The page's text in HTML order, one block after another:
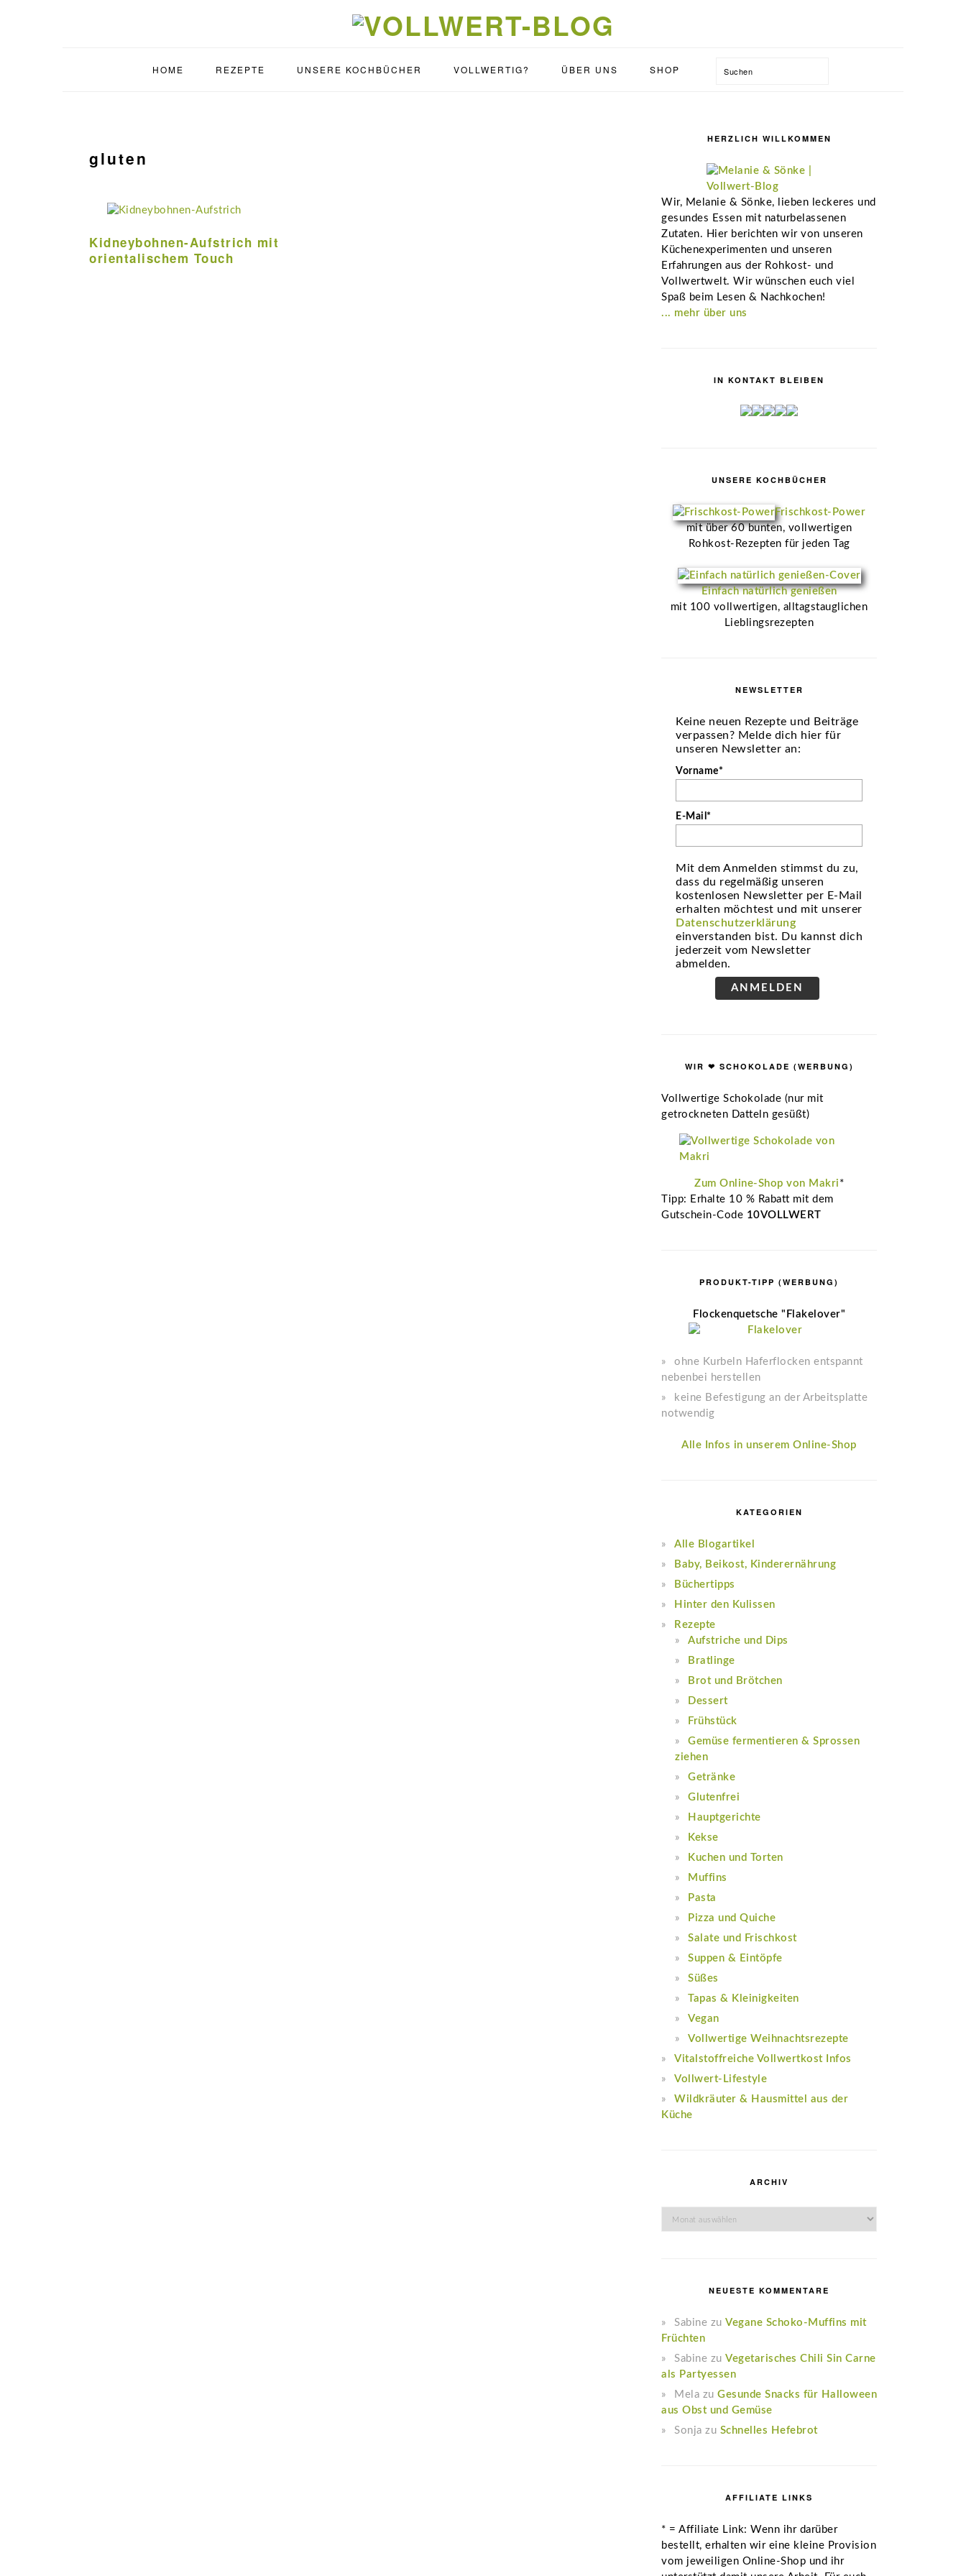
HOME REZEPTE UNSERE KOCHBÜCHER VOLLWERTIG? ÜBER UNS SHOP Suchen
gluten
Kidneybohnen-Aufstrich mit
orientalischem Touch
HERZLICH WILLKOMMEN
Wir, Melanie & Sönke, lieben leckeres und
gesundes Essen mit naturbelassenen
Zutaten. Hier berichten wir von unseren
Küchenexperimenten und unseren
Erfahrungen aus der Rohkost- und
Vollwertwelt. Wir wünschen euch viel
Spaß beim Lesen & Nachkochen!
... mehr über uns
IN KONTAKT BLEIBEN
UNSERE KOCHBÜCHER
Frischkost-Power
mit über 60 bunten, vollwertigen
Rohkost-Rezepten für jeden Tag
Einfach natürlich genießen
mit 100 vollwertigen, alltagstauglichen
Lieblingsrezepten
NEWSLETTER
Keine neuen Rezepte und Beiträge
verpassen? Melde dich hier für
unseren Newsletter an:
Vorname*
E-Mail*
Mit dem Anmelden stimmst du zu,
dass du regelmäßig unseren
kostenlosen Newsletter per E-Mail
erhalten möchtest und mit unserer
Datenschutzerklärung
einverstanden bist. Du kannst dich
jederzeit vom Newsletter
abmelden.
ANMELDEN
WIR ❤ SCHOKOLADE (WERBUNG)
Vollwertige Schokolade (nur mit
getrockneten Datteln gesüßt)
Zum Online-Shop von Makri *
Tipp: Erhalte 10 % Rabatt mit dem
Gutschein-Code 10VOLLWERT
PRODUKT-TIPP (WERBUNG)
Flockenquetsche "Flakelover"
ohne Kurbeln Haferflocken entspannt
nebenbei herstellen
keine Befestigung an der Arbeitsplatte
notwendig
Alle Infos in unserem Online-Shop
KATEGORIEN
Alle Blogartikel
Baby, Beikost, Kinderernährung
Büchertipps
Hinter den Kulissen
Rezepte
Aufstriche und Dips
Bratlinge
Brot und Brötchen
Dessert
Frühstück
Gemüse fermentieren & Sprossen
ziehen
Getränke
Glutenfrei
Hauptgerichte
Kekse
Kuchen und Torten
Muffins
Pasta
Pizza und Quiche
Salate und Frischkost
Suppen & Eintöpfe
Süßes
Tapas & Kleinigkeiten
Vegan
Vollwertige Weihnachtsrezepte
Vitalstoffreiche Vollwertkost Infos
Vollwert-Lifestyle
Wildkräuter & Hausmittel aus der
Küche
ARCHIV
NEUESTE KOMMENTARE
Sabine zu Vegane Schoko-Muffins mit
Früchten
Sabine zu Vegetarisches Chili Sin Carne
als Partyessen
Mela zu Gesunde Snacks für Halloween
aus Obst und Gemüse
Sonja zu Schnelles Hefebrot
AFFILIATE LINKS
* = Affiliate Link: Wenn ihr darüber
bestellt, erhalten wir eine kleine Provision
vom jeweiligen Online-Shop und ihr